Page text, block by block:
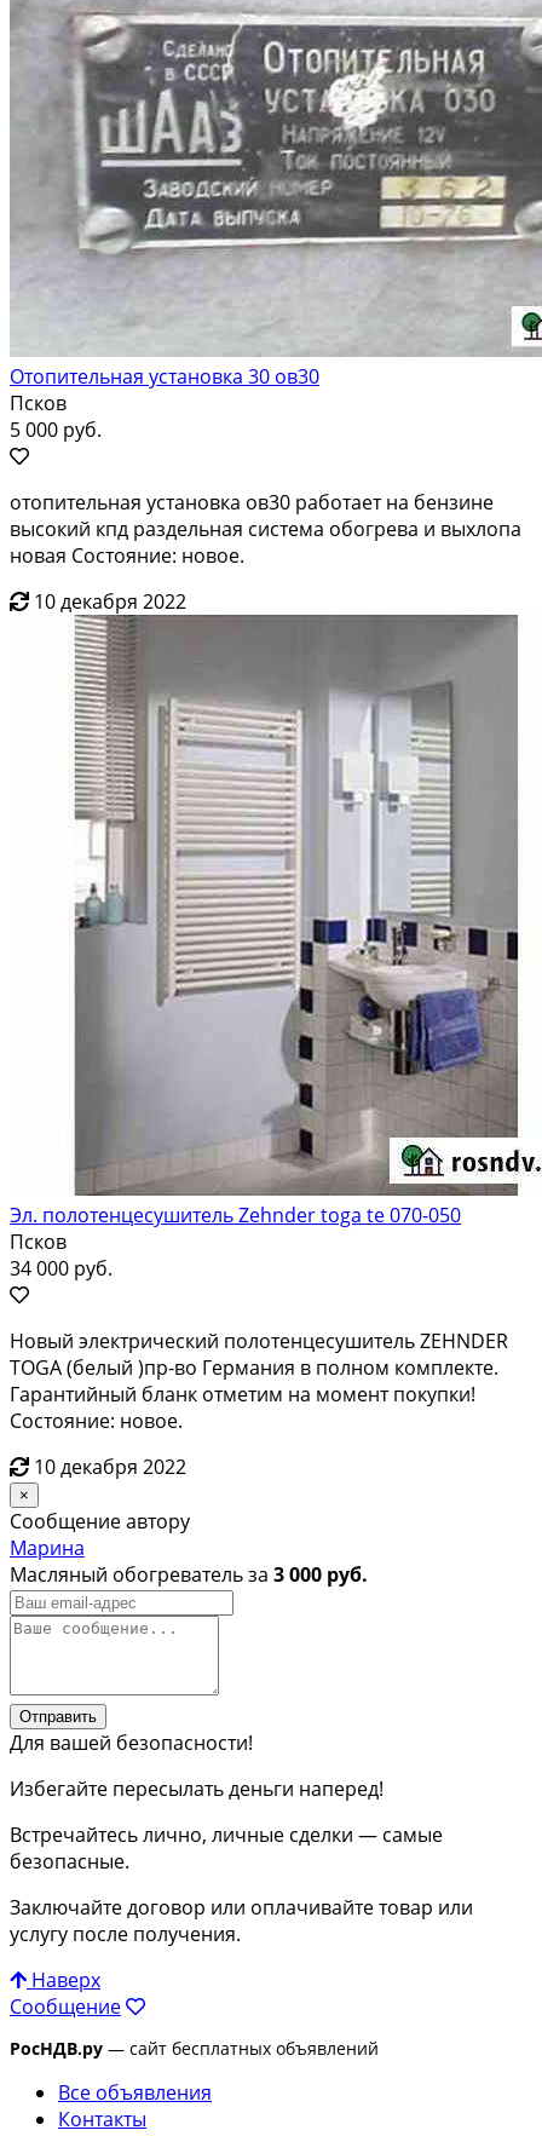
Отопительная установка 30 ов30
Псков
5 000 руб.
отопительная установка ов30 работает на бензине
высокий кпд раздельная система обогрева и выхлопа
новая Состояние: новое.
10 декабря 2022
Эл. полотенцесушитель Zehnder toga te 070-050
Псков
34 000 руб.
Новый электрический полотенцесушитель ZEHNDER
TOGA (белый )пр-во Германия в полном комплекте.
Гарантийный бланк отметим на момент покупки!
Состояние: новое.
10 декабря 2022
×
Сообщение автору
Марина
Масляный обогреватель за 3 000 руб.
Отправить
Для вашей безопасности!
Избегайте пересылать деньги наперед!
Встречайтесь лично, личные сделки — самые
безопасные.
Заключайте договор или оплачивайте товар или
услугу после получения.
Наверх
Сообщение
РосНДВ.ру — сайт бесплатных объявлений
Все объявления
Контакты